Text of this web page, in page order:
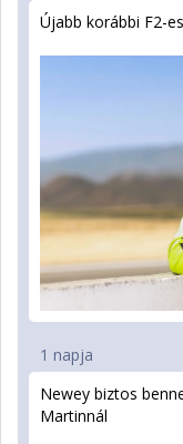
Újabb korábbi F2-
1 napja
Newey biztos
Martinnál